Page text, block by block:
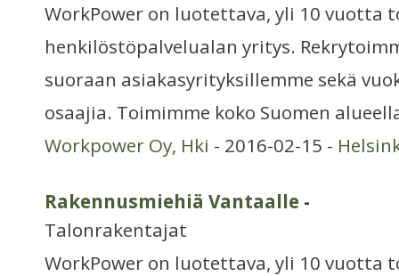
WorkPower on luotettava, yli 10 vuotta
henkilöstöpalvelualan yritys.
suoraan asiakasyrityksillemme sekä
osaajia. Toimimme koko Suomen
Workpower Oy, Hki - 2016-02-15 -
Rakennusmiehiä Vantaalle -
Talonrakentajat
WorkPower on luotettava, yli 10 vuotta